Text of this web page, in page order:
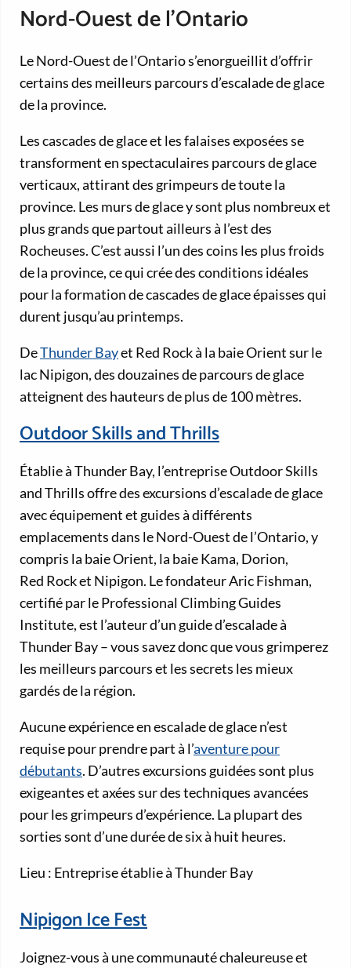
Nord-Ouest de l’Ontario
Le Nord-Ouest de l’Ontario s’enorgueillit d’offrir
certains des meilleurs parcours d’escalade de glace
de la province.
Les cascades de glace et les falaises exposées se
transforment en spectaculaires parcours de glace
verticaux, attirant des grimpeurs de toute la
province. Les murs de glace y sont plus nombreux et
plus grands que partout ailleurs à l’est des
Rocheuses. C’est aussi l’un des coins les plus froids
de la province, ce qui crée des conditions idéales
pour la formation de cascades de glace épaisses qui
durent jusqu’au printemps.
DeThunder Bayet Red Rock à la baie Orient sur le
lac Nipigon, des douzaines de parcours de glace
atteignent des hauteurs de plus de 100 mètres.
Outdoor Skills and Thrills
Établie à Thunder Bay, l’entreprise Outdoor Skills
and Thrills offre des excursions d’escalade de glace
avec équipement et guides à différents
emplacements dans le Nord-Ouest de l’Ontario, y
compris la baie Orient, la baie Kama, Dorion,
Red Rock et Nipigon. Le fondateur Aric Fishman,
certifié par le Professional Climbing Guides
Institute, est l’auteur d’un guide d’escalade à
Thunder Bay – vous savez donc que vous grimperez
les meilleurs parcours et les secrets les mieux
gardés de la région.
Aucune expérience en escalade de glace n’est
requise pour prendre part à l’aventure pour
débutants. D’autres excursions guidées sont plus
exigeantes et axées sur des techniques avancées
pour les grimpeurs d’expérience. La plupart des
sorties sont d’une durée de six à huit heures.
Lieu : Entreprise établie à Thunder Bay
Nipigon Ice Fest
Joignez-vous à une communauté chaleureuse et